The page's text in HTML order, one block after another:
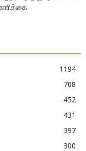
1194
708
452
431
397
300